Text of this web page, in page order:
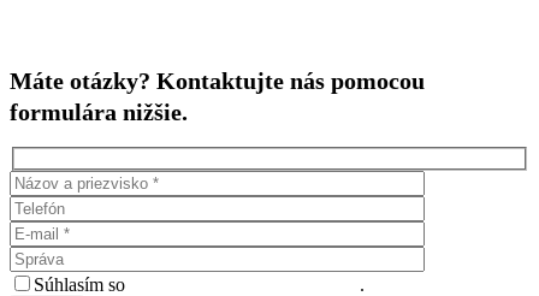
Máte otázky? Kontaktujte nás pomocou
formulára nižšie.
Súhlasím so .